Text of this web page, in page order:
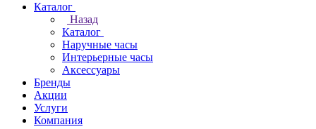
Каталог
Назад
Каталог
Наручные часы
Интерьерные часы
Аксессуары
Бренды
Акции
Услуги
Компания